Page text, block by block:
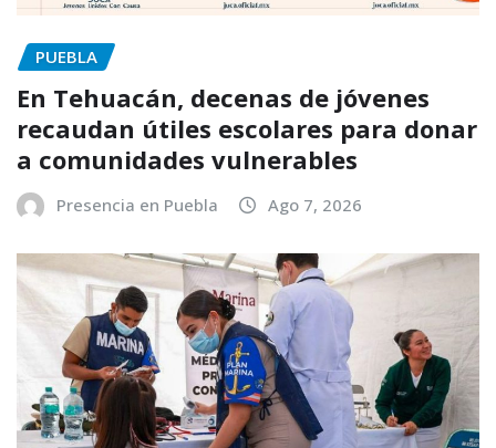
PUEBLA
En Tehuacán, decenas de jóvenes
recaudan útiles escolares para donar
a comunidades vulnerables
Presencia en Puebla Ago 7, 2026